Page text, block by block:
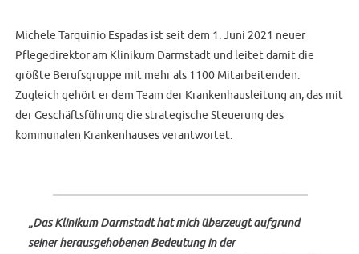
Michele Tarquinio Espadas ist seit dem 1. Juni 2021 neuer
Pflegedirektor am Klinikum Darmstadt und leitet damit die
größte Berufsgruppe mit mehr als 1100 Mitarbeitenden.
Zugleich gehört er dem Team der Krankenhausleitung an, das mit
der Geschäftsführung die strategische Steuerung des
kommunalen Krankenhauses verantwortet.
„Das Klinikum Darmstadt hat mich überzeugt aufgrund
seiner herausgehobenen Bedeutung in der